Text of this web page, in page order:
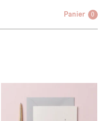
Panier 0